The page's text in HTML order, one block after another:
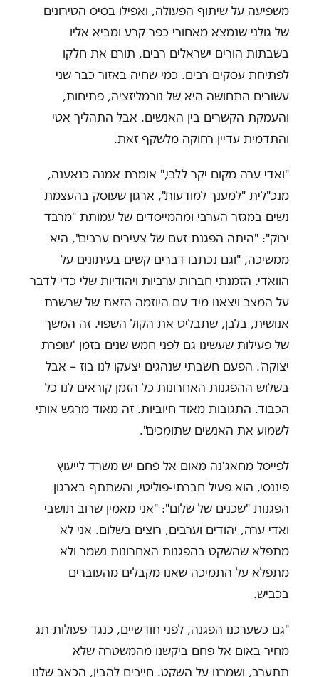
משפיעה על שיתוף הפעולה, ואפילו בסיס הטירונים
של גולני שנמצא מאחורי כפר קרע ומביא אליו
בשבתות הורים ישראלים רבים, תורם את חלקו
לפתיחת עסקים רבים. כמי שחיה באזור כבר שני
עשורים התחושה היא של נורמליזציה, פתיחות,
והעמקת הקשרים בין האנשים. אבל התהליך אטי
והתדמית עדיין רחוקה מלשקף זאת.
"ואדי ערה מקום יקר ללבי," אומרת אמנה כנאענה,
מנכ"לית "למענך למודעות", ארגון שעוסק בהעצמת
נשים במגזר הערבי ומהמייסדים של עמותת "מרבד
ירוק": "היתה הפגנת זעם של צעירים ערבים", היא
ממשיכה, "וגם נכתבו דברים קשים בעיתונים על
הוואדי. הזמנתי חברות ערביות ויהודיות שלי כדי לדבר
על המצב ויצאנו מיד עם היוזמה הזאת של שרשרת
אנושית, בלבן, שתבליט את הקול השפוי. זה המשך
של פעילות שעשינו גם לפני חמש שנים בזמן 'עופרת
יצוקה'. הפעם חשבתי שנהגים יצעקו לנו בוז – אבל
בשלוש ההפגנות האחרונות כל הזמן קוראים לנו כל
הכבוד. התגובות מאוד חיוביות. זה מאוד מרגש אותי
לשמוע את האנשים שתומכים".
לפייסל מחאג'נה מאום אל פחם יש משרד לייעוץ
פיננסי, הוא פעיל חברתי-פוליטי, והשתתף בארגון
הפגנות "שכנים של שלום": "אני מאמין שרוב תושבי
ואדי ערה, יהודים וערבים, רוצים בשלום. אני לא
מתפלא שהשקט בהפגנות האחרונות נשמר ולא
מתפלא על התמיכה שאנו מקבלים מהעוברים
בכביש.
"גם כשערכנו הפגנה, לפני חודשיים, כנגד פעולות תג
מחיר באום אל פחם ביקשנו מהמשטרה שלא
תתערב, ושמרנו על השקט. חייבים להבין, הכאב שלנו